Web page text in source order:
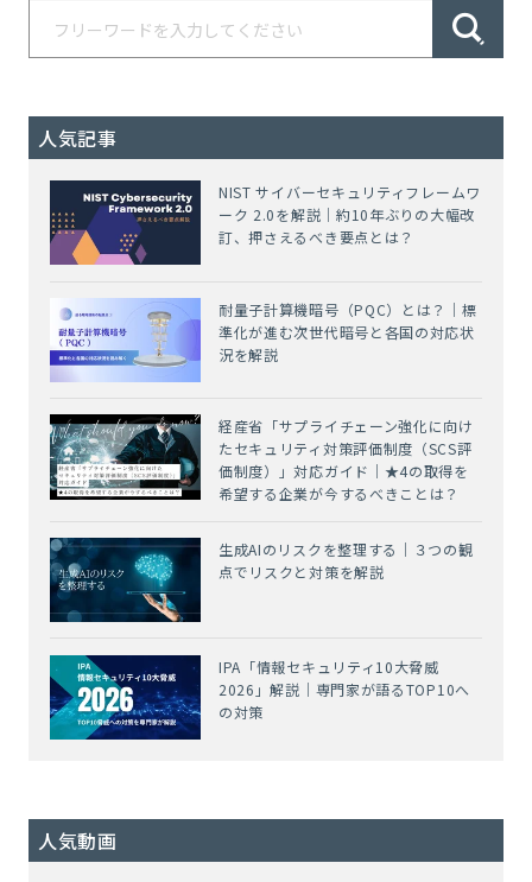
人気記事
NIST サイバーセキュリティフレームワ
ーク 2.0を解説｜約10年ぶりの大幅改
訂、押さえるべき要点とは？
耐量子計算機暗号（PQC）とは？｜標
準化が進む次世代暗号と各国の対応状
況を解説
経産省「サプライチェーン強化に向け
たセキュリティ対策評価制度（SCS評
価制度）」対応ガイド｜★4の取得を
希望する企業が今するべきことは？
生成AIのリスクを整理する｜３つの観
点でリスクと対策を解説
IPA「情報セキュリティ10大脅威
2026」解説｜専門家が語るTOP10へ
の対策
人気動画